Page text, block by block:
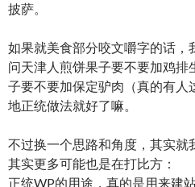
披萨。
如果就美食部分咬文嚼字的话，
问天津人煎饼果子要不要加鸡排
子要不要加保定驴肉（真的有人
地正统做法就好了嘛。
不过换一个思路和角度，其实就
其实更多可能也是在打比方：
正统WP的用途，真的是用来建